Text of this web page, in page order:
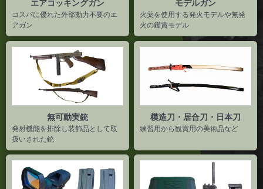
コスパに優れた外部動力不要のエ
アガン
火薬を使用する発火モデルや無発
火の鑑賞モデル
無可動実銃
発射機能を排除し装飾品として取
扱いされた銃
模造刀・居合刀・日本刀
練習用から観賞用の美術品など